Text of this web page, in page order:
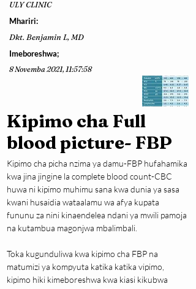
ULY CLINIC
Mhariri:
Dkt. Benjamin L, MD
Imeboreshwa;
8 Novemba 2021, 11:57:58
Kipimo cha Full
blood picture- FBP
Kipimo cha picha nzima ya damu-FBP hufahamika
kwa jina jingine la complete blood count-CBC
huwa ni kipimo muhimu sana kwa dunia ya sasa
kwani husaidia wataalamu wa afya kupata
fununu za nini kinaendelea ndani ya mwili pamoja
na kutambua magonjwa mbalimbali.
Toka kugunduliwa kwa kipimo cha FBP na
matumizi ya kompyuta katika katika vipimo,
kipimo hiki kimeboreshwa kwa kiasi kikubwa